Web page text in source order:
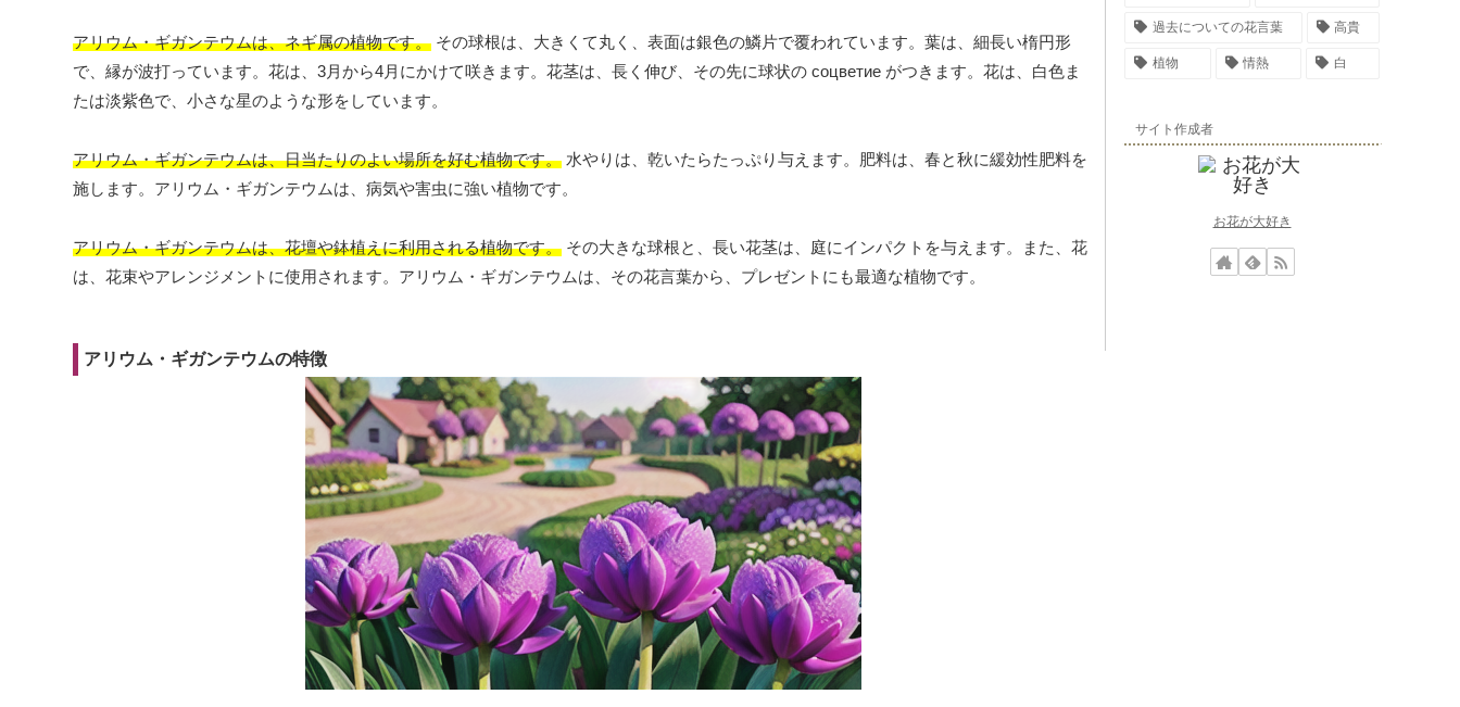
アリウム・ギガンテウムは、ネギ属の植物です。 その球根は、大きくて丸く、表面は銀色の鱗片で覆われています。葉は、細長い楕円形
で、縁が波打っています。花は、3月から4月にかけて咲きます。花茎は、長く伸び、その先に球状の соцветие がつきます。花は、白色ま
たは淡紫色で、小さな星のような形をしています。
アリウム・ギガンテウムは、日当たりのよい場所を好む植物です。 水やりは、乾いたらたっぷり与えます。肥料は、春と秋に緩効性肥料を
施します。アリウム・ギガンテウムは、病気や害虫に強い植物です。
アリウム・ギガンテウムは、花壇や鉢植えに利用される植物です。 その大きな球根と、長い花茎は、庭にインパクトを与えます。また、花
は、花束やアレンジメントに使用されます。アリウム・ギガンテウムは、その花言葉から、プレゼントにも最適な植物です。
アリウム・ギガンテウムの特徴
過去についての花言葉 高貴
植物 情熱 白
サイト作成者
お花が大好き